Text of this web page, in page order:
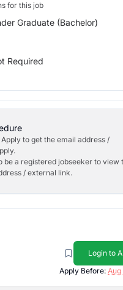
for this job
Graduate (Bachelor)
Required
to get the email address /
be a registered jobseeker to view
/ external link.
Login to
Apply Before: Aug